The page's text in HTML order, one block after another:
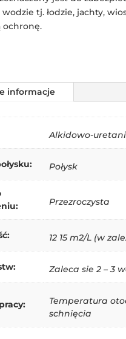
tj. łodzie, jachty,
ochronę.
informacje
Alkidowo-
Połysk
Przezroczysta
12 15 m2/L (w
Zaleca sie 2 – 3
Temperatura
schnięcia